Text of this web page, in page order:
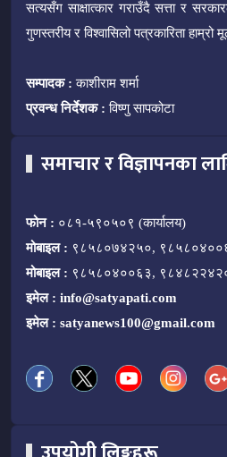
सत्यसँग साक्षात्कार गराउँदै सत्ता र
गुणस्तरीय र विश्वासिलो पत्रकारिता हाम्रो
सम्पादक : काशीराम शर्मा
प्रवन्ध निर्देशक : विष्णु सापकोटा
समाचार र विज्ञापनका
फोन : ०८१-५९०५०९ (कार्यालय)
मोबाइल : ९८५८०७४२५०,
मोबाइल : ९८५८०४००६३,
इमेल : info@satyapati.com
इमेल : satyanews100@gmail.com